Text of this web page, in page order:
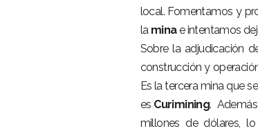
local. Fomentamos y
la minae intentamos
Sobre la adjudicación
construcción y
Es la tercera mina que
es Curimining.
millones de dólares,